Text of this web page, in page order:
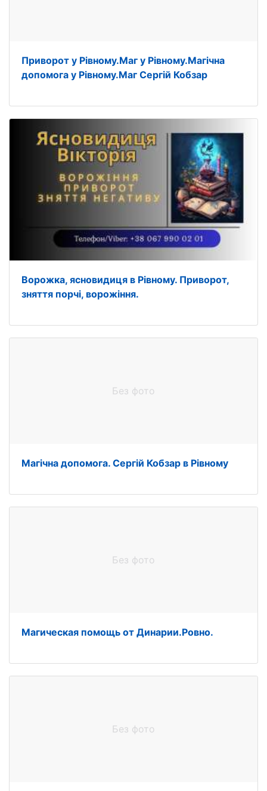
Приворот у Рівному.Маг у Рівному.Магічна
допомога у Рівному.Маг Сергій Кобзар
Ворожка, ясновидиця в Рівному. Приворот,
зняття порчі, ворожіння.
Без фото
Магічна допомога. Сергій Кобзар в Рівному
Без фото
Магическая помощь от Динарии.Ровно.
Без фото